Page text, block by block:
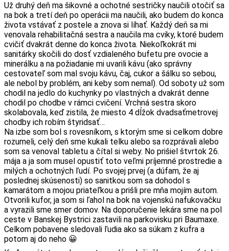
Už druhý deň ma šikovné a ochotné sestričky naučili otočiť sa
na bok a tretí deň po operácii ma naučili, ako budem do konca
života vstávať z postele a znova si líhať. Každý deň sa mi
venovala rehabilitačná sestra a naučila ma cviky, ktoré budem
cvičiť dvakrát denne do konca života. Niekoľkokrát mi
sanitárky skočili do dosť vzdialeného bufetu pre ovocie a
minerálku a na požiadanie mi uvarili kávu (ako správny
cestovateľ som mal svoju kávu, čaj, cukor a šálku so sebou,
ale nebol by problém, ani keby som nemal). Od soboty už som
chodil na jedlo do kuchynky po vlastných a dvakrát denne
chodil po chodbe v rámci cvičení. Vrchná sestra skoro
skolabovala, keď zistila, že miesto 4 dĺžok dvadsaťmetrovej
chodby ich robím štyridsať…
Na izbe som bol s rovesníkom, s ktorým sme si celkom dobre
rozumeli, celý deň sme kukali telku alebo sa rozprávali alebo
som sa venoval tabletu a čítal si weby. No prišiel štvrtok 26.
mája a ja som musel opustiť toto veľmi príjemné prostredie a
milých a ochotných ľudí. Po svojej prvej (a dúfam, že aj
poslednej skúsenosti) so sanitkou som sa dohodol s
kamarátom a mojou priateľkou a prišli pre mňa mojím autom.
Otvorili kufor, ja som si ľahol na bok na vojenskú nafukovačku
a vyrazili sme smer domov. Na doporučenie lekára sme na pol
ceste v Banskej Bystrici zastavili na parkovisku pri Baumaxe.
Celkom pobavene sledovali ľudia ako sa súkam z kufra a
potom aj do neho 😀